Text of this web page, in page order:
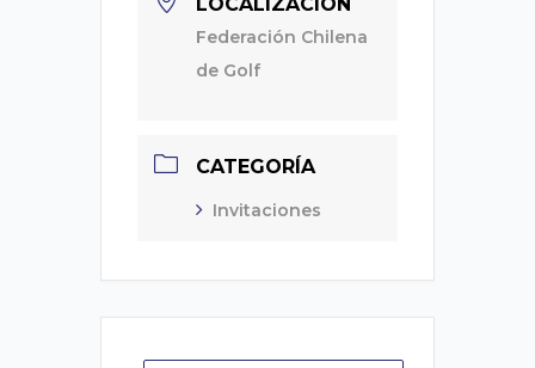
Federación Chilena
de Golf
CATEGORÍA
Invitaciones